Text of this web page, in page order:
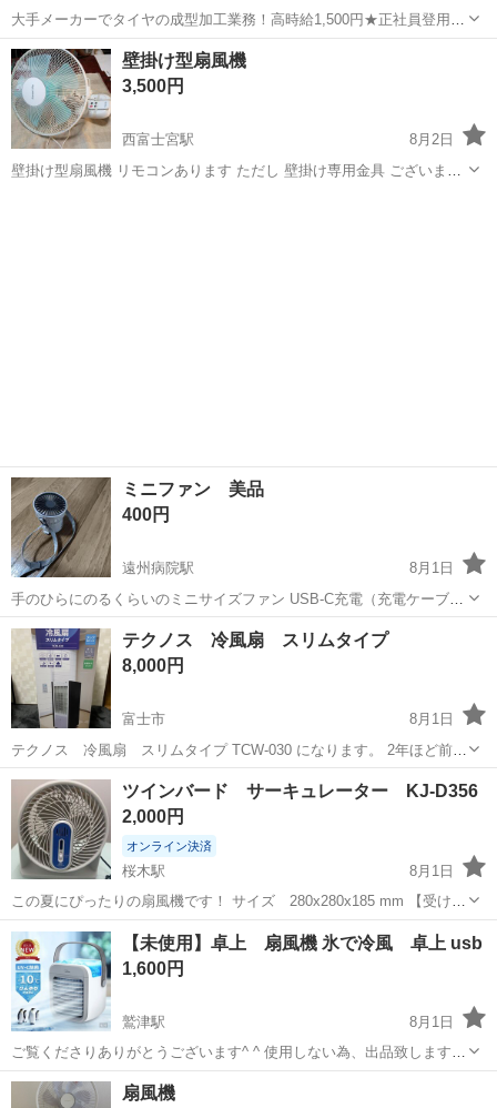
大手メーカーでタイヤの成型加工業務！高時給1,500円★正社員登用制
度あり！ワンルーム寮完備！マイカー通勤OK！無料駐車場あり！《三
重県伊勢市》 人気の工場のお仕事 ◇タイヤの製造◇ トラック・バ
ス・RV車用を中心とした...
三重 伊勢市 山田上口駅 その他
壁掛け型扇風機
3,500円
西富士宮駅
8月2日
壁掛け型扇風機 リモコンあります ただし 壁掛け専用金具 ございませ
ミニファン 美品
400円
遠州病院駅
8月1日
手のひらにのるくらいのミニサイズファン USB-C充電（充電ケーブル
付き） ストラップは取外し可能です クリップつき（写真２） 風力は
３段階に調節可能
静岡 浜松市 遠州病院駅 季節、空調家電
テクノス 冷風扇 スリムタイプ
8,000円
富士市
8月1日
テクノス 冷風扇 スリムタイプ TCW-030 になります。 2年ほど前に
購入しましたが使用しませんでした。 未開封品です。 良かったら宜し
くお願いします。 https://teknos.co.jp/tcw-030/
静岡 富士市 季節、空調家電
ツインバード サーキュレーター KJ-D356
2,000円
オンライン決済
桜木駅
8月1日
この夏にぴったりの扇風機です！ サイズ 280x280x185 mm 【受け渡
し場所】 ①掛川市領家:トダホームサービス本社 ②掛川市大池:アパマ
ントダックス掛川店 ③袋井市堀越:アパマントダックス袋井店 ...
静岡 掛川市 桜木駅 季節、空調家電
【未使用】卓上 扇風機 氷で冷風 卓上 usb
1,600円
鷲津駅
8月1日
ご覧くださりありがとうございます^ ^ 使用しない為、出品致します＊
※動作確認のみ行いました。 その際、水や氷は入れておらず、風が三
段階切替できるか・ライトが付くか の2点を確認致しました。 冷風機
静岡 湖西市 鷲津駅
扇風機